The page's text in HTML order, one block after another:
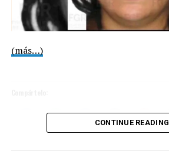
Compártelo:
(más…)
CONTINUE READING